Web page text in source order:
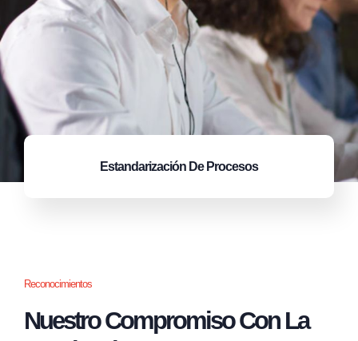
Estandarización De Procesos
Reconocimientos
Nuestro Compromiso Con La